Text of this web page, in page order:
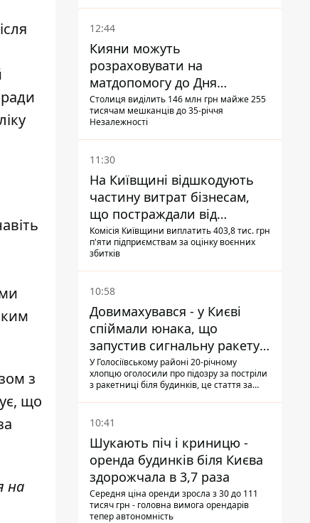
з
що
на
12:44
Кияни можуть
розраховувати на
матдопомогу до Дня
незалежності - кому її
дадуть
Столиця виділить 146 млн грн майже 255
тисячам мешканців до 35-річчя
Незалежності
11:30
На Київщині відшкодують
частину витрат бізнесам,
що постраждали від
прильотів ракет
Комісія Київщини виплатить 403,8 тис. грн
п'яти підприємствам за оцінку воєнних
збитків
10:58
Довимахувався - у Києві
спіймали юнака, що
запустив сигнальну ракету,
аби потішити дівчат
У Голосіївському районі 20-річному
хлопцю оголосили про підозру за постріли
з ракетниці біля будинків, це стаття за
10:41
Шукають піч і криницю -
оренда будинків біля Києва
здорожчала в 3,7 раза
Середня ціна оренди зросла з 30 до 111
тисяч грн - головна вимога орендарів
тепер автономність